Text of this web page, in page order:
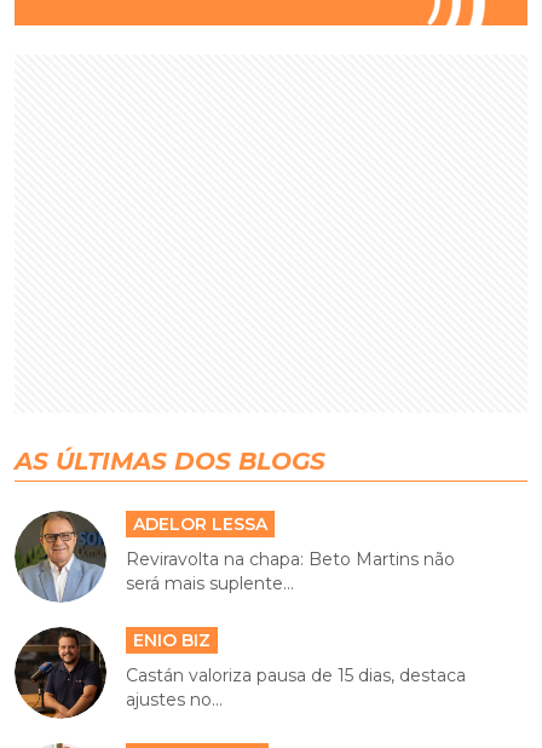
AS ÚLTIMAS DOS BLOGS
ADELOR LESSA
Reviravolta na chapa: Beto Martins não
será mais suplente...
ENIO BIZ
Castán valoriza pausa de 15 dias, destaca
ajustes no...